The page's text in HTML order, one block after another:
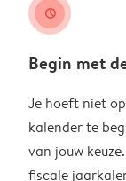
clock
Begin met
Je hoeft niet
kalender te
van jouw
fiscale